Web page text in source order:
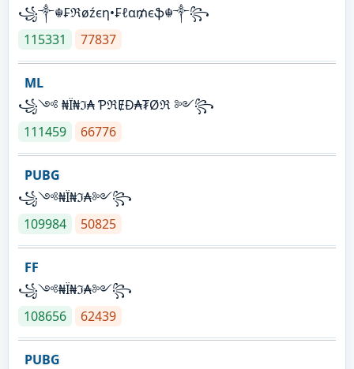
꧁༒☬₣ℜøźєη•₣ℓα₥єֆ☬༒꧂
115331
77837
ML
꧁༺ ₦Ї₦ℑ₳ ƤℜɆĐ₳₮Øℜ ༻꧂
111459
66776
PUBG
꧁༺₦Ї₦ℑ₳༻꧂
109984
50825
FF
꧁༺₦Ї₦ℑ₳༻꧂
108656
62439
PUBG